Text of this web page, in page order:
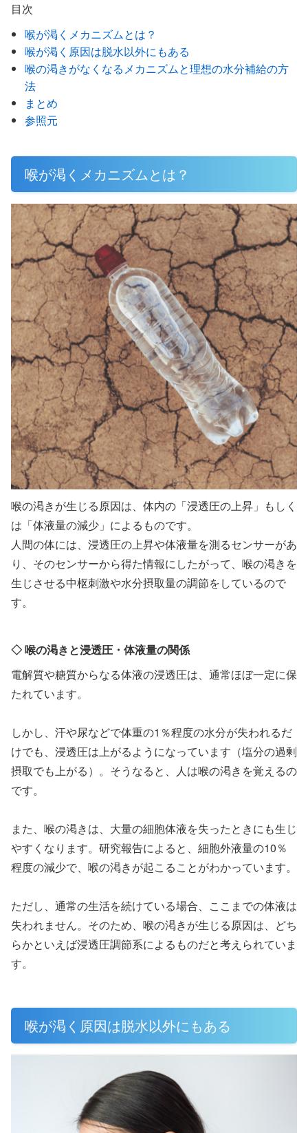
目次
喉が渇くメカニズムとは？
喉が渇く原因は脱水以外にもある
喉の渇きがなくなるメカニズムと理想の水分補給の方
法
まとめ
参照元
喉が渇くメカニズムとは？
喉の渇きが生じる原因は、体内の「浸透圧の上昇」もしく
は「体液量の減少」によるものです。
人間の体には、浸透圧の上昇や体液量を測るセンサーがあ
り、そのセンサーから得た情報にしたがって、喉の渇きを
生じさせる中枢刺激や水分摂取量の調節をしているので
す。
◇ 喉の渇きと浸透圧・体液量の関係
電解質や糖質からなる体液の浸透圧は、通常ほぼ一定に保
たれています。
しかし、汗や尿などで体重の1％程度の水分が失われるだ
けでも、浸透圧は上がるようになっています（塩分の過剰
摂取でも上がる）。そうなると、人は喉の渇きを覚えるの
です。
また、喉の渇きは、大量の細胞体液を失ったときにも生じ
やすくなります。研究報告によると、細胞外液量の10％
程度の減少で、喉の渇きが起こることがわかっています。
ただし、通常の生活を続けている場合、ここまでの体液は
失われません。そのため、喉の渇きが生じる原因は、どち
らかといえば浸透圧調節系によるものだと考えられていま
す。
喉が渇く原因は脱水以外にもある